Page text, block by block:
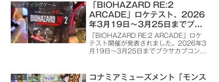
シューティングゲーム
「BIOHAZARD RE:2
ARCADE」ロケテスト、2026
年3月19日～3月25日までプラ
サカプコン成田店で開催
（2026/3/22 ロケテストの様
子を追記）
「BIOHAZARD RE:2 ARCADE」ロケ
テスト開催が発表されました。2026年3
月19日～3月25日までプラサカプコン成
コナミ
コナミアミューズメント「モンス